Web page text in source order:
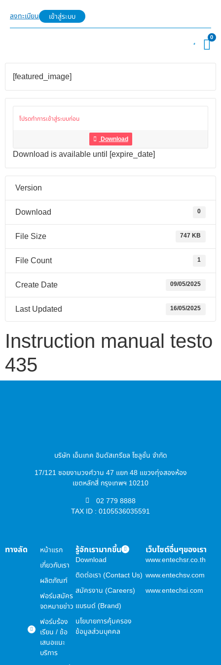
ลงทะเบียน เข้าสู่ระบบ
0
[featured_image]
โปรดทำการเข้าสู่ระบบก่อน
Download
Download is available until [expire_date]
Version
Download 0
File Size 747 KB
File Count 1
Create Date 09/05/2025
Last Updated 16/05/2025
Instruction manual testo
435
บริษัท เอ็นเทค อินดัสเทรียล โซลูชั่น จำกัด
17/121 ซอยงามวงศ์วาน 47 แยก 48 แขวงทุ่งสองห้อง
เขตหลักสี่ กรุงเทพฯ 10210
02 779 8888
TAX ID : 0105536035591
ทางลัด
หน้าแรก
เกี่ยวกับเรา
ผลิตภัณฑ์
ฟอร์มสมัคร
จดหมายข่าว
ฟอร์มร้อง
เรียน / ข้อ
เสนอแนะ
บริการ
รู้จักเรามากขึ้น
Download
ติดต่อเรา (Contact Us)
สมัครงาน (Careers)
แบรนด์ (Brand)
นโยบายการคุ้มครอง
ข้อมูลส่วนบุคคล
เว็บไซต์อื่นๆของเรา
www.entechsr.co.th
www.entechsv.com
www.entechsi.com